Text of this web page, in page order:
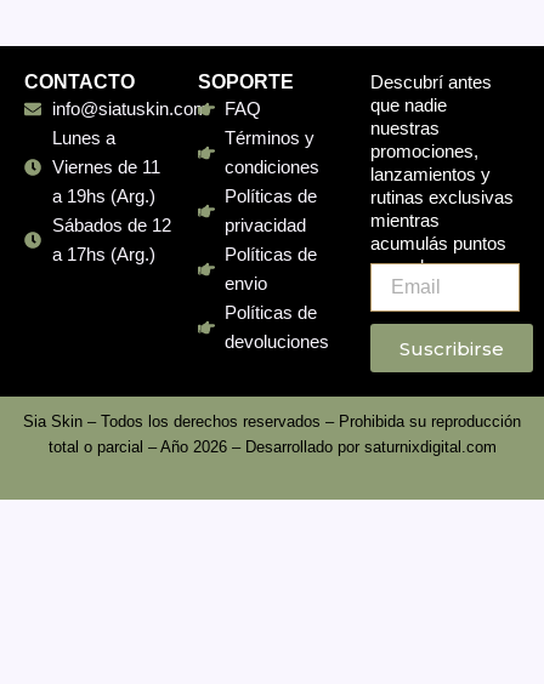
CONTACTO
info@siatuskin.com
Lunes a
Viernes de 11
a 19hs (Arg.)
Sábados de 12
a 17hs (Arg.)
SOPORTE
FAQ
Términos y
condiciones
Políticas de
privacidad
Políticas de
envio
Políticas de
devoluciones
Descubrí antes
que nadie
nuestras
promociones,
lanzamientos y
rutinas exclusivas
mientras
acumulás puntos
en cada compra.
Email
Suscribirse
Sia Skin – Todos los derechos reservados – Prohibida su reproducción
total o parcial – Año 2026 – Desarrollado por saturnixdigital.com